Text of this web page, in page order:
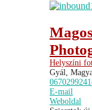
Helyszíni
Gyál,
E-mail
Weboldal